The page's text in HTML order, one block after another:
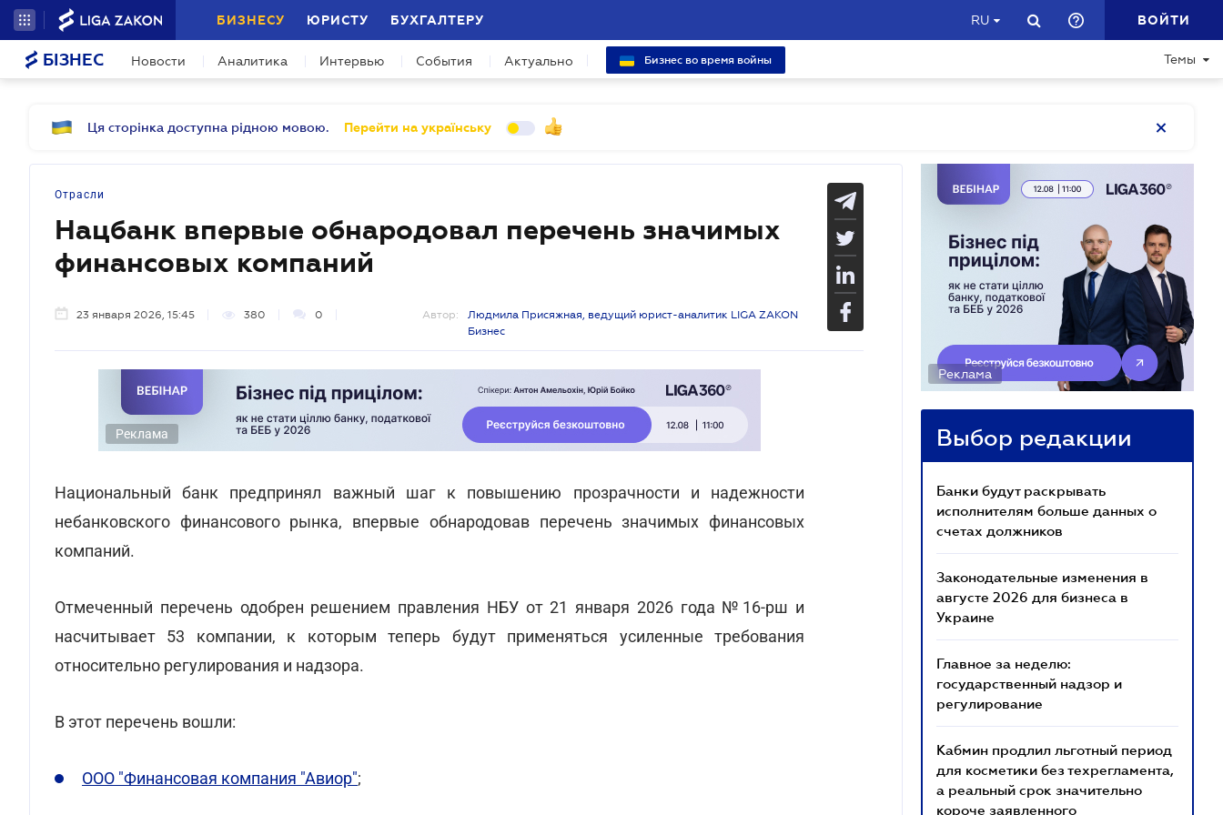
БИЗНЕСУ ЮРИСТУ БУХГАЛТЕРУ RU ВОЙТИ
БІЗНЕС Новости Аналитика Интервью События Актуально Бизнес во время войны Темы
Ця сторінка доступна рідною мовою. Перейти на українську
Отрасли
Нацбанк впервые обнародовал перечень значимых
финансовых компаний
23 января 2026, 15:45 380 0 Автор:
Людмила Присяжная, ведущий юрист-аналитик LIGA ZAKON
Бизнес
Реклама
Национальный банк предпринял важный шаг к повышению прозрачности и надежности
небанковского финансового рынка, впервые обнародовав перечень значимых финансовых
компаний.
Отмеченный перечень одобрен решением правления НБУ от 21 января 2026 года №16-рш и
насчитывает 53 компании, к которым теперь будут применяться усиленные требования
относительно регулирования и надзора.
В этот перечень вошли:
ООО "Финансовая компания "Авиор";
Реклама
Выбор редакции
Банки будут раскрывать
исполнителям больше данных о
счетах должников
Законодательные изменения в
августе 2026 для бизнеса в
Украине
Главное за неделю:
государственный надзор и
регулирование
Кабмин продлил льготный период
для косметики без техрегламента,
а реальный срок значительно
короче заявленного